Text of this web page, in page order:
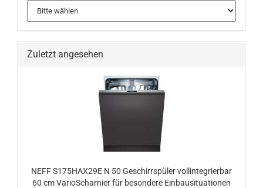
Zuletzt angesehen
NEFF S175HAX29E N 50 Geschirrspüler vollintegrierbar
60 cm VarioScharnier für besondere Einbausituationen